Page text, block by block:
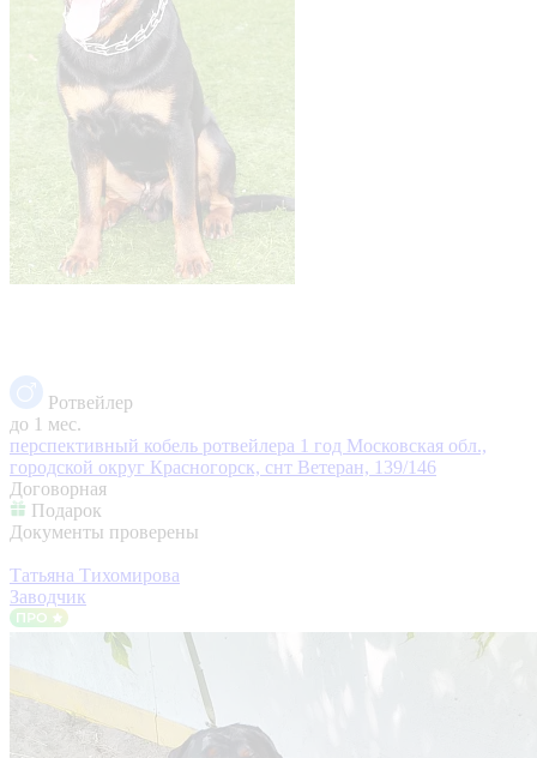
Ротвейлер
до 1 мес.
перспективный кобель ротвейлера 1 год Московская обл.,
городской округ Красногорск, снт Ветеран, 139/146
Договорная
Подарок
Документы проверены
Татьяна Тихомирова
Заводчик